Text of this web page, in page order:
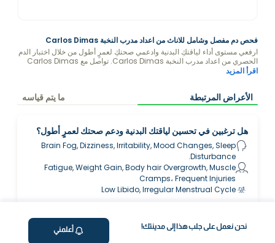
نحن نعمل على جلب هذا إلى مدينتك! أعلمني
فحص دم مفصل وشامل للاناث من اعداد مدرب النخبة Carlos Dimas
ارفعي مستوى أداء لياقتكِ البدنية وادعمي صحتكِ لعمرٍ أطول من خلال اختبار الدم
الحصري من اعداد مدرب النخبة Carlos Dimas. تواصل مع Carlos Dimas
للحصول على نمط حياة أفضل وتوصيات غذائية حول كيفية تحسين مستوياتك.
اقرأ المزيد
الأعراض المرتبطة ما يتم قياسه
هل ترغبين في تحسين لياقتك البدنية ودعم صحتك لعمرٍ أطول؟
Brain Fog, Dizziness, Irritability, Mood Changes, Sleep
Disturbance.
Fatigue, Weight Gain, Body hair Overgrowth, Muscle
Cramps، Frequent Injuries
Low Libido, Irregular Menstrual Cycle
لماذا تختار فاليو؟